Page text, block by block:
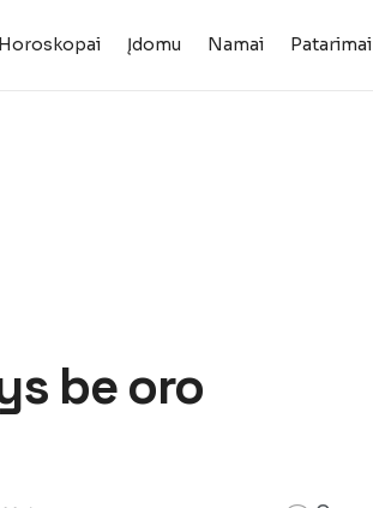
Horoskopai Įdomu Namai Patarimai
be oro